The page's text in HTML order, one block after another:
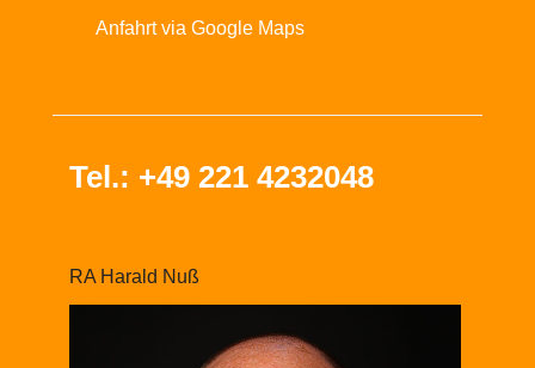
Anfahrt via Google Maps
Tel.: +49 221 4232048
RA Harald Nuß